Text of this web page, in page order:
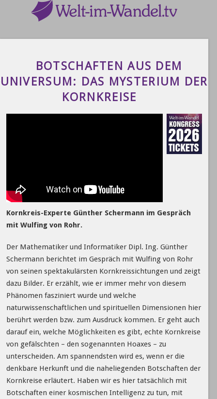
BOTSCHAFTEN AUS DEM
UNIVERSUM: DAS MYSTERIUM DER
KORNKREISE
Kornkreis-Experte Günther Schermann im Gespräch
mit Wulfing von Rohr.
Der Mathematiker und Informatiker Dipl. Ing. Günther
Schermann berichtet im Gespräch mit Wulfing von Rohr
von seinen spektakulärsten Kornkreissichtungen und zeigt
dazu Bilder. Er erzählt, wie er immer mehr von diesem
Phänomen fasziniert wurde und welche
naturwissenschaftlichen und spirituellen Dimensionen hier
berührt werden bzw. zum Ausdruck kommen. Er geht auch
darauf ein, welche Möglichkeiten es gibt, echte Kornkreise
von gefälschten – den sogenannten Hoaxes – zu
unterscheiden. Am spannendsten wird es, wenn er die
denkbare Herkunft und die naheliegenden Botschaften der
Kornkreise erläutert. Haben wir es hier tatsächlich mit
Botschaften einer kosmischen Intelligenz zu tun, mit